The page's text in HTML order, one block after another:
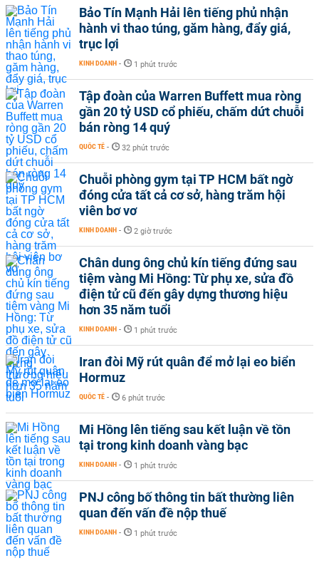
Bảo Tín Mạnh Hải lên tiếng phủ nhận
hành vi thao túng, găm hàng, đẩy giá,
trục lợi
KINH DOANH - 1 phút trước
Tập đoàn của Warren Buffett mua ròng
gần 20 tỷ USD cổ phiếu, chấm dứt chuỗi
bán ròng 14 quý
QUỐC TẾ - 32 phút trước
Chuỗi phòng gym tại TP HCM bất ngờ
đóng cửa tất cả cơ sở, hàng trăm hội
viên bơ vơ
KINH DOANH - 2 giờ trước
Chân dung ông chủ kín tiếng đứng sau
tiệm vàng Mi Hồng: Từ phụ xe, sửa đồ
điện tử cũ đến gây dựng thương hiệu
hơn 35 năm tuổi
KINH DOANH - 1 phút trước
Iran đòi Mỹ rút quân để mở lại eo biển
Hormuz
QUỐC TẾ - 6 phút trước
Mi Hồng lên tiếng sau kết luận về tồn
tại trong kinh doanh vàng bạc
KINH DOANH - 1 phút trước
PNJ công bố thông tin bất thường liên
quan đến vấn đề nộp thuế
KINH DOANH - 1 phút trước